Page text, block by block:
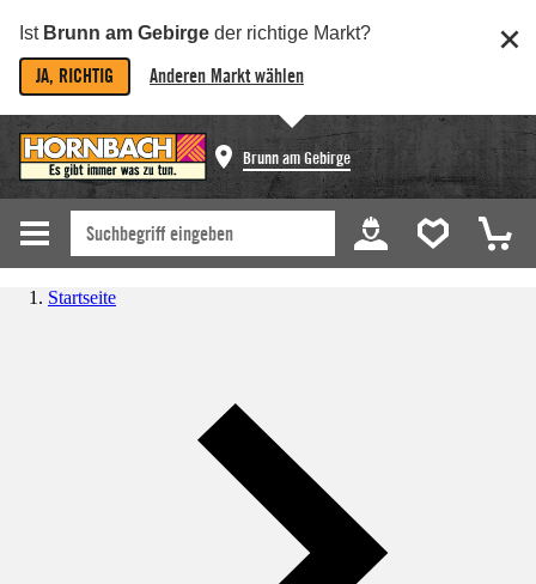
Ist Brunn am Gebirge der richtige Markt?
JA, RICHTIG Anderen Markt wählen
Brunn am Gebirge
Startseite